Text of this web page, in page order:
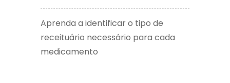
Aprenda a identificar o tipo de
receituário necessário para cada
medicamento